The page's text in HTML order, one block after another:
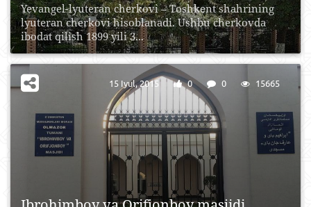
Yevangel-lyuteran cherkovi – Toshkent shahrining
lyuteran cherkovi hisoblanadi. Ushbu cherkovda
ibodat qilish 1899 yili 3...
15 Iyul, 2015 0 0 15665